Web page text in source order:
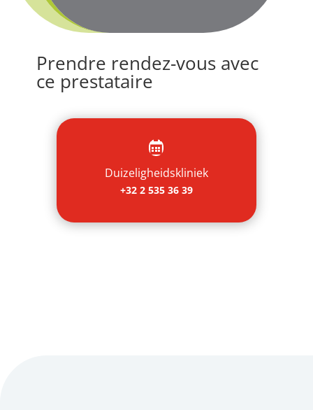
Prendre rendez-vous avec
ce prestataire

Duizeligheidskliniek
+32 2 535 36 39